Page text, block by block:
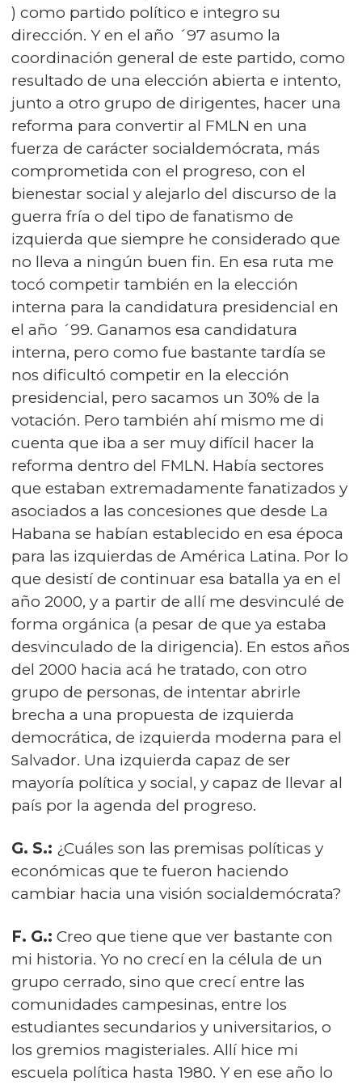
) como partido político e integro su
dirección. Y en el año ´97 asumo la
coordinación general de este partido, como
resultado de una elección abierta e intento,
junto a otro grupo de dirigentes, hacer una
reforma para convertir al FMLN en una
fuerza de carácter socialdemócrata, más
comprometida con el progreso, con el
bienestar social y alejarlo del discurso de la
guerra fría o del tipo de fanatismo de
izquierda que siempre he considerado que
no lleva a ningún buen fin. En esa ruta me
tocó competir también en la elección
interna para la candidatura presidencial en
el año ´99. Ganamos esa candidatura
interna, pero como fue bastante tardía se
nos dificultó competir en la elección
presidencial, pero sacamos un 30% de la
votación. Pero también ahí mismo me di
cuenta que iba a ser muy difícil hacer la
reforma dentro del FMLN. Había sectores
que estaban extremadamente fanatizados y
asociados a las concesiones que desde La
Habana se habían establecido en esa época
para las izquierdas de América Latina. Por lo
que desistí de continuar esa batalla ya en el
año 2000, y a partir de allí me desvinculé de
forma orgánica (a pesar de que ya estaba
desvinculado de la dirigencia). En estos años
del 2000 hacia acá he tratado, con otro
grupo de personas, de intentar abrirle
brecha a una propuesta de izquierda
democrática, de izquierda moderna para el
Salvador. Una izquierda capaz de ser
mayoría política y social, y capaz de llevar al
país por la agenda del progreso.
G. S.: ¿Cuáles son las premisas políticas y
económicas que te fueron haciendo
cambiar hacia una visión socialdemócrata?
F. G.: Creo que tiene que ver bastante con
mi historia. Yo no crecí en la célula de un
grupo cerrado, sino que crecí entre las
comunidades campesinas, entre los
estudiantes secundarios y universitarios, o
los gremios magisteriales. Allí hice mi
escuela política hasta 1980. Y en ese año lo